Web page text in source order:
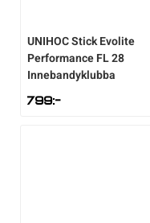
UNIHOCStick Evolite
Performance FL 28
Innebandyklubba
799:-